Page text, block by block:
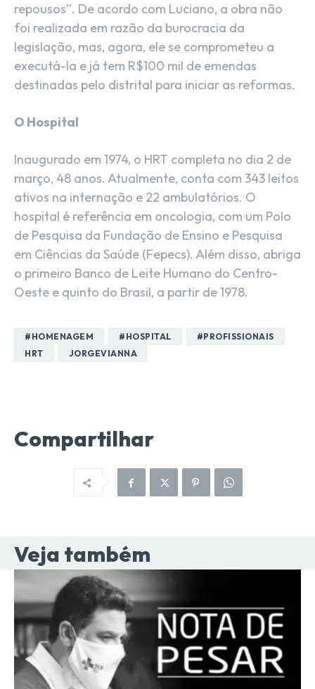
repousos”. De acordo com Luciano, a obra não
foi realizada em razão da burocracia da
legislação, mas, agora, ele se comprometeu a
executá-la e já tem R$100 mil de emendas
destinadas pelo distrital para iniciar as reformas.
O Hospital
Inaugurado em 1974, o HRT completa no dia 2 de
março, 48 anos. Atualmente, conta com 343 leitos
ativos na internação e 22 ambulatórios. O
hospital é referência em oncologia, com um Polo
de Pesquisa da Fundação de Ensino e Pesquisa
em Ciências da Saúde (Fepecs). Além disso, abriga
o primeiro Banco de Leite Humano do Centro-
Oeste e quinto do Brasil, a partir de 1978.
#HOMENAGEM #HOSPITAL
#PROFISSIONAIS
HRT
JORGEVIANNA
Compartilhar
Veja também